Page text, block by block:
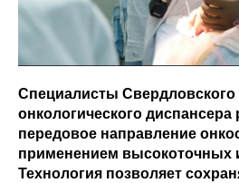
Специалисты Свердловского
онкологического диспансера
передовое направление
применением высокоточных
Технология позволяет